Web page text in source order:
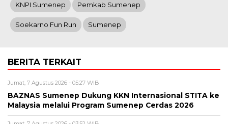
KNPI Sumenep Pemkab Sumenep
Soekarno Fun Run Sumenep
BERITA TERKAIT
Jumat, 7 Agustus 2026 - 05:27 WIB
BAZNAS Sumenep Dukung KKN Internasional STITA ke
Malaysia melalui Program Sumenep Cerdas 2026